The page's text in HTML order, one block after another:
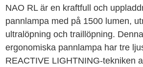
NAO RL är en kraftfull och
pannlampa med på 1500 lumen,
ultralöpning och traillöpning.
ergonomiska pannlampa har tre
REACTIVE LIGHTNING-tekniken